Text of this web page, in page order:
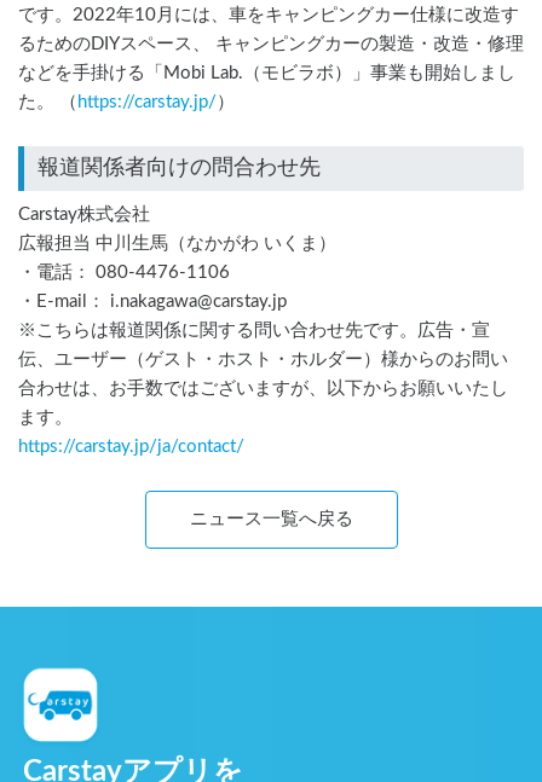
です。2022年10月には、車をキャンピングカー仕様に改造す
るためのDIYスペース、 キャンピングカーの製造・改造・修理
などを手掛ける「Mobi Lab.（モビラボ）」事業も開始しまし
た。 （ https://carstay.jp/）
報道関係者向けの問合わせ先
Carstay株式会社
広報担当 中川生馬（なかがわ いくま）
・電話： 080-4476-1106
・E-mail： i.nakagawa@carstay.jp
※こちらは報道関係に関する問い合わせ先です。広告・宣
伝、ユーザー（ゲスト・ホスト・ホルダー）様からのお問い
合わせは、お手数ではございますが、以下からお願いいたし
ます。
https://carstay.jp/ja/contact/
ニュース一覧へ戻る
Carstayアプリを